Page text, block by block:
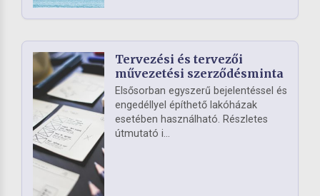
Tervezési és tervezői
művezetési szerződésminta
Elsősorban egyszerű bejelentéssel és
engedéllyel építhető lakóházak
esetében használható. Részletes
útmutató i...